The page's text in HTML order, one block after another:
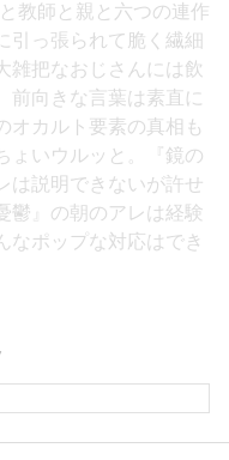
教師と親と六つの連作
引っ張られて脆く繊細
雑把なおじさんには飲
前向きな言葉は素直に
オカルト要素の真相も
ょいウルッと。『鏡の
は説明できないが許せ
鬱』の朝のアレは経験
なポップな対応はでき